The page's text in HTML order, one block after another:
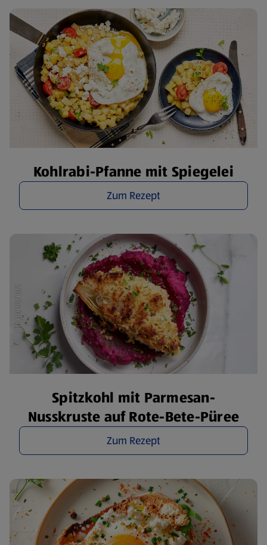
Kohlrabi-Pfanne mit Spiegelei
Zum Rezept
Spitzkohl mit Parmesan-
Nusskruste auf Rote-Bete-Püree
Zum Rezept